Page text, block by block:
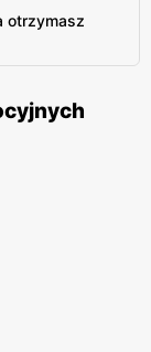
otrzymasz